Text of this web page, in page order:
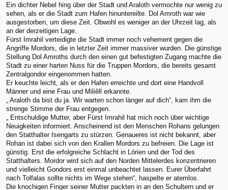
Ein dichter Nebel hing über der Stadt und Araloth vermochte nur wenig zu
sehen, als er die Stadt zum Hafen hinuntereilte. Dol Amroth war wie
ausgestorben, um diese Zeit. Obwohl es weniger an der Uhrzeit lag, als
an der derzeitigen Lage.
Fürst Imrahil verteidigte die Stadt immer noch vehement gegen die
Angriffe Mordors, die in letzter Zeit immer massiver wurden. Die günstige
Stellung Dol Amroths durch den einen gut befestigten Zugang machte die
Stadt zu einer harten Nuss für die Truppen Mordors, die bereits gesamt
Zentralgondor eingenommen hatten.
Er keuchte leicht, als er den Hafen erreichte und dort eine Handvoll
Männer und eine Frau und Miliêll erkannte.
„ Araloth da bist du ja. Wir warten schon länger auf dich“, kam ihm die
strenge Stimme der Frau entgegen.
„ Entschuldige Mutter, aber Fürst Imrahil hat mich noch über wichtige
Neuigkeiten informiert. Anscheinend ist den Menschen Rohans gelungen
den Statthalter Isengarts zu stürzen. Genaueres ist nicht bekannt, aber
Rohan ist dabei sich von den Krallen Mordors zu befreien. Die Lage ist
günstig. Erst die erfolgreiche Schlacht in Lórien und der Tod des
Statthalters. Mordor wird sich auf den Norden Mittelerdes konzentrieren
und vielleicht Gondors erst einmal unbeachtet lassen. Eurer Überfahrt
nach Tolfalas sollte nichts im Wege stehen“, haspelte er atemlos.
Die knochigen Finger seiner Mutter packten in an den Schultern und er